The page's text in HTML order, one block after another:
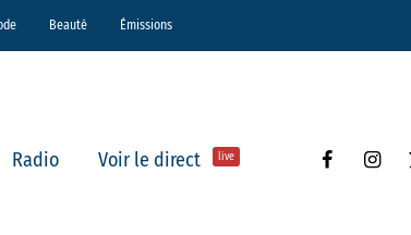
Beauté Émissions
Radio Voir le direct live